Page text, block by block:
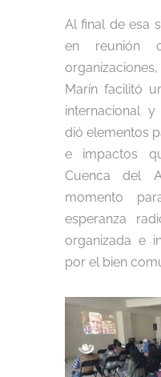
Al final de esa
en reunión
Marín facilitó
internacional
dió elementos
e impactos
Cuenca del
momento
esperanza
organizada e
por el bien